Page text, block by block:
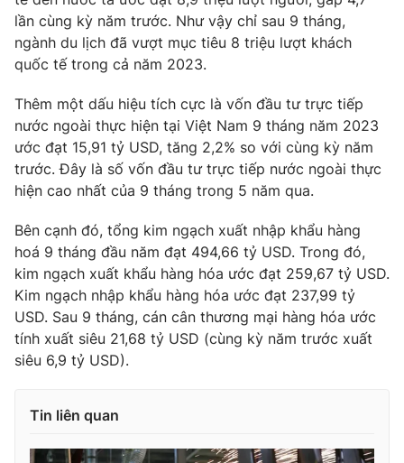
lần cùng kỳ năm trước. Như vậy chỉ sau 9 tháng,
ngành du lịch đã vượt mục tiêu 8 triệu lượt khách
quốc tế trong cả năm 2023.
Thêm một dấu hiệu tích cực là vốn đầu tư trực tiếp
nước ngoài thực hiện tại Việt Nam 9 tháng năm 2023
ước đạt 15,91 tỷ USD, tăng 2,2% so với cùng kỳ năm
trước. Đây là số vốn đầu tư trực tiếp nước ngoài thực
hiện cao nhất của 9 tháng trong 5 năm qua.
Bên cạnh đó, tổng kim ngạch xuất nhập khẩu hàng
hoá 9 tháng đầu năm đạt 494,66 tỷ USD. Trong đó,
kim ngạch xuất khẩu hàng hóa ước đạt 259,67 tỷ USD.
Kim ngạch nhập khẩu hàng hóa ước đạt 237,99 tỷ
USD. Sau 9 tháng, cán cân thương mại hàng hóa ước
tính xuất siêu 21,68 tỷ USD (cùng kỳ năm trước xuất
siêu 6,9 tỷ USD).
Tin liên quan